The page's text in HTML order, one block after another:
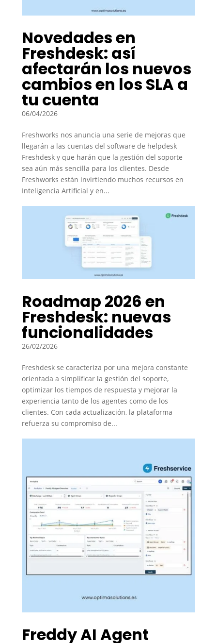
Novedades en
Freshdesk: así
afectarán los nuevos
cambios en los SLA a
tu cuenta
06/04/2026
Freshworks nos anuncia una serie de mejoras que
llegarán a las cuentas del software de helpdesk
Freshdesk y que harán que la gestión del soporte
sea aún más sencilla para los clientes. Desde
Freshworks están invirtiendo muchos recursos en
Inteligencia Artificial y en...
Roadmap 2026 en
Freshdesk: nuevas
funcionalidades
26/02/2026
Freshdesk se caracteriza por una mejora constante
orientada a simplificar la gestión del soporte,
optimizar los tiempos de respuesta y mejorar la
experiencia tanto de los agentes como de los
clientes. Con cada actualización, la plataforma
refuerza su compromiso de...
Freddy AI Agent